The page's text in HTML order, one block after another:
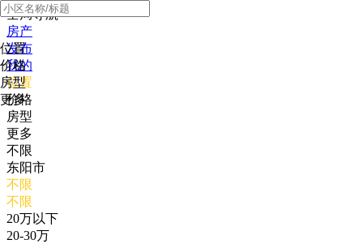
全局导航
房产
发布
我的
位置
价格
房型
更多
位置
价格
房型
更多
不限
东阳市
不限
不限
20万以下
20-30万